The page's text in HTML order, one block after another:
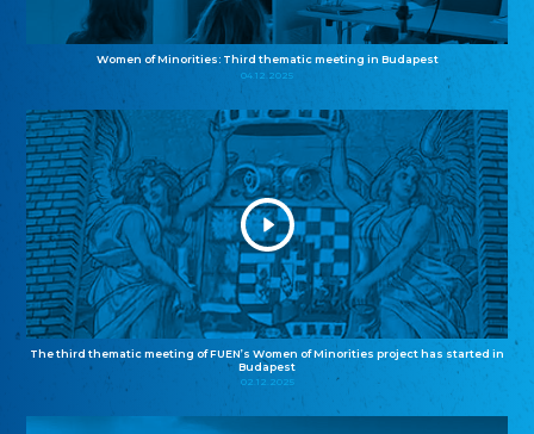
Women of Minorities: Third thematic meeting in Budapest
04.12.2025
The third thematic meeting of FUEN’s Women of Minorities project has started in
Budapest
02.12.2025